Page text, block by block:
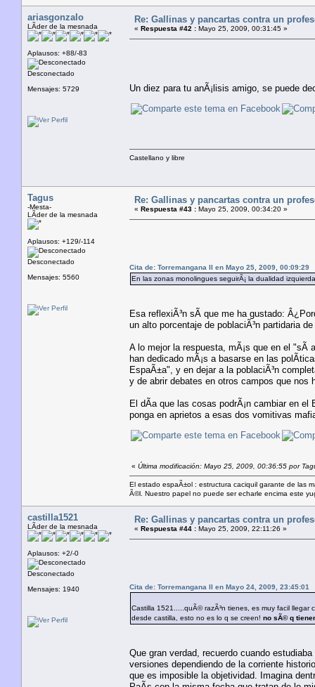
ariasgonzalo
LÃ­der de la mesnada
Aplausos: +88/-83
Desconectado
Mensajes: 5729
Re: Gallinas y pancartas contra un
« Respuesta #42 : Mayo 25, 2009, 00:31:45 »
Un diez para tu anÃ¡lisis amigo, se puede
Castellano y libre
Tagus
-Mesta-
LÃ­der de la mesnada
Aplausos: +129/-114
Desconectado
Mensajes: 5560
Re: Gallinas y pancartas contra un
« Respuesta #43 : Mayo 25, 2009, 00:34:20 »
Cita de: Torremangana II en Mayo 25, 2009, 00:09:29
En las zonas monolingues seguirÃ¡ la dualidad
Esa reflexiÃ³n sÃ­ que me ha gustado:
un alto porcentaje de poblaciÃ³n partidaria
A lo mejor la respuesta, mÃ¡s que en el
han dedicado mÃ¡s a basarse en las
EspaÃ±a", y en dejar a la poblaciÃ³n
y de abrir debates en otros campos que nos
El dÃ­a que las cosas podrÃ¡n cambiar en
ponga en aprietos a esas dos vomitivas
« Última modificación: Mayo 25, 2009, 00:36:55 por
El estado espaÃ±ol : estructura caciquil garante de las
Ã©l. Nuestro papel no puede ser echarle encima este
castilla1521
LÃ­der de la mesnada
Aplausos: +2/-0
Desconectado
Mensajes: 1940
Re: Gallinas y pancartas contra un
« Respuesta #44 : Mayo 25, 2009, 22:11:26 »
Cita de: Torremangana II en Mayo 24, 2009, 23:45:01
Castilla 1521.....quÃ© razÃ³n tienes, es muy facil llegar
desde castilla, esto no es lo q se creen! no sÃ© q
Que gran verdad, recuerdo cuando
versiones dependiendo de la corriente
que es imposible la objetividad. Imagina